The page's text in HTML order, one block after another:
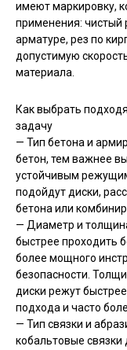
имеют маркировку,
применения: чистый
арматуре, рез по
допустимую
материала.
Как выбрать
задачу
— Тип бетона и
бетон, тем важнее
устойчивым
подойдут диски,
бетона или
— Диаметр и
быстрее проходить
более мощного
безопасности.
диски режут
подхода и часто
— Тип связки и
кобальтовые